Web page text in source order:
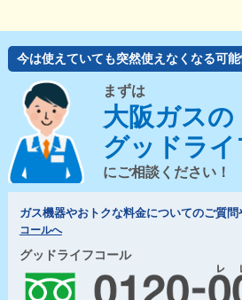
今は使えていても突然使えなくなる可能
まずは
大阪ガスの
グッドラ
にご相談ください！
ガス機器やおトクな料金についてのご質問
コールへ
グッドライフコール